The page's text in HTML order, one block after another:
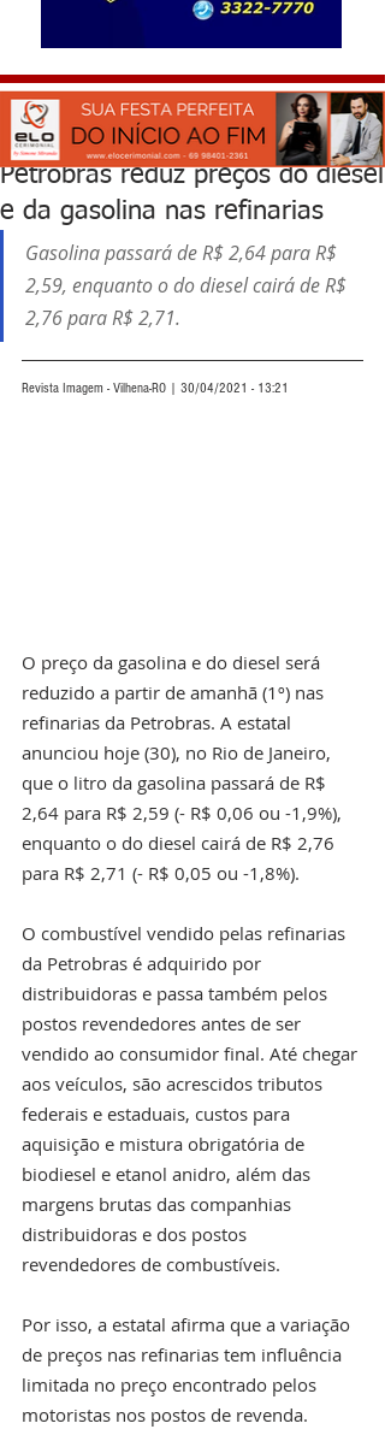
Petrobras reduz preços do diesel
e da gasolina nas refinarias
Gasolina passará de R$ 2,64 para R$
2,59, enquanto o do diesel cairá de R$
2,76 para R$ 2,71.
Revista Imagem - Vilhena-RO | 30/04/2021 - 13:21
O preço da gasolina e do diesel será
reduzido a partir de amanhã (1º) nas
refinarias da Petrobras. A estatal
anunciou hoje (30), no Rio de Janeiro,
que o litro da gasolina passará de R$
2,64 para R$ 2,59 (- R$ 0,06 ou -1,9%),
enquanto o do diesel cairá de R$ 2,76
para R$ 2,71 (- R$ 0,05 ou -1,8%).
O combustível vendido pelas refinarias
da Petrobras é adquirido por
distribuidoras e passa também pelos
postos revendedores antes de ser
vendido ao consumidor final. Até chegar
aos veículos, são acrescidos tributos
federais e estaduais, custos para
aquisição e mistura obrigatória de
biodiesel e etanol anidro, além das
margens brutas das companhias
distribuidoras e dos postos
revendedores de combustíveis.
Por isso, a estatal afirma que a variação
de preços nas refinarias tem influência
limitada no preço encontrado pelos
motoristas nos postos de revenda.